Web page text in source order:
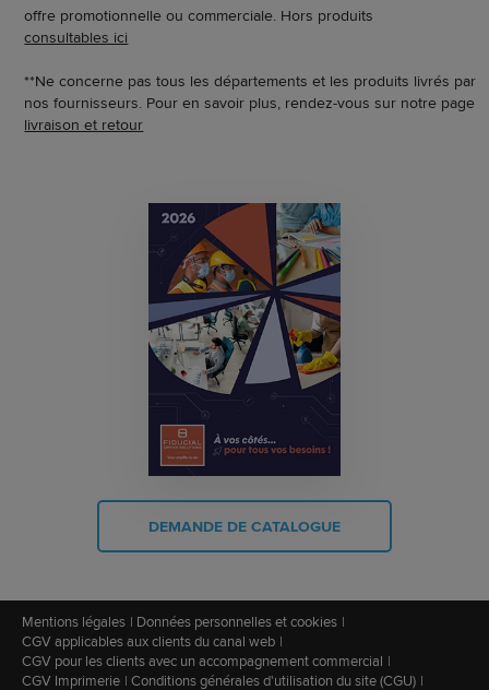
offre promotionnelle ou commerciale. Hors produits
consultables ici
**Ne concerne pas tous les départements et les produits livrés par
nos fournisseurs. Pour en savoir plus, rendez-vous sur notre page
livraison et retour
DEMANDE DE CATALOGUE
Mentions légales
Données personnelles et cookies
CGV applicables aux clients du canal web
CGV pour les clients avec un accompagnement commercial
CGV Imprimerie Conditions générales d'utilisation du site (CGU)